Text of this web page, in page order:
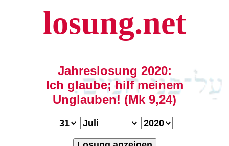
losung.net
Jahreslosung 2020:
Ich glaube; hilf meinem
Unglauben! (Mk 9,24)